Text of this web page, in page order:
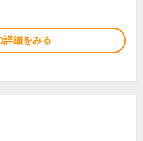
詳細をみる